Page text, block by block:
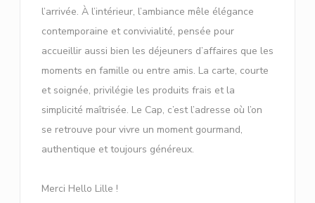
l’arrivée. À l’intérieur, l’ambiance mêle élégance
contemporaine et convivialité, pensée pour
accueillir aussi bien les déjeuners d’affaires que les
moments en famille ou entre amis. La carte, courte
et soignée, privilégie les produits frais et la
simplicité maîtrisée. Le Cap, c’est l’adresse où l’on
se retrouve pour vivre un moment gourmand,
authentique et toujours généreux.
Merci Hello Lille !